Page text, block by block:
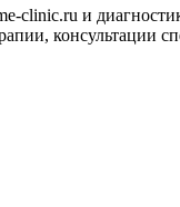
clinic.ru и
консультации